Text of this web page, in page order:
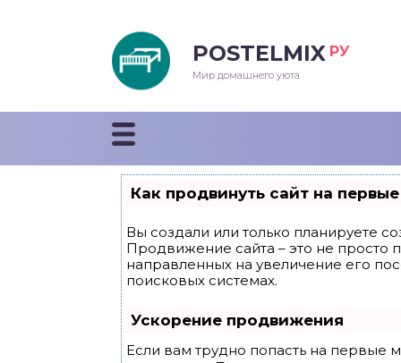
POSTELMIX РУ
Мир домашнего уюта
Как продвинуть сайт на
Вы создали или только планируете
Продвижение сайта – это не просто
направленных на увеличение его
поисковых системах.
Ускорение продвижения
Если вам трудно попасть на первые